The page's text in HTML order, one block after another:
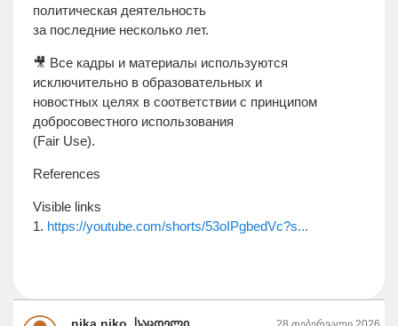
политическая деятельность
за последние несколько лет.
🎥 Все кадры и материалы используются
исключительно в образовательных и
новостных целях в соответствии с принципом
добросовестного использования
(Fair Use).
References
Visible links
1. https://youtube.com/shorts/53oIPgbedVc?s...